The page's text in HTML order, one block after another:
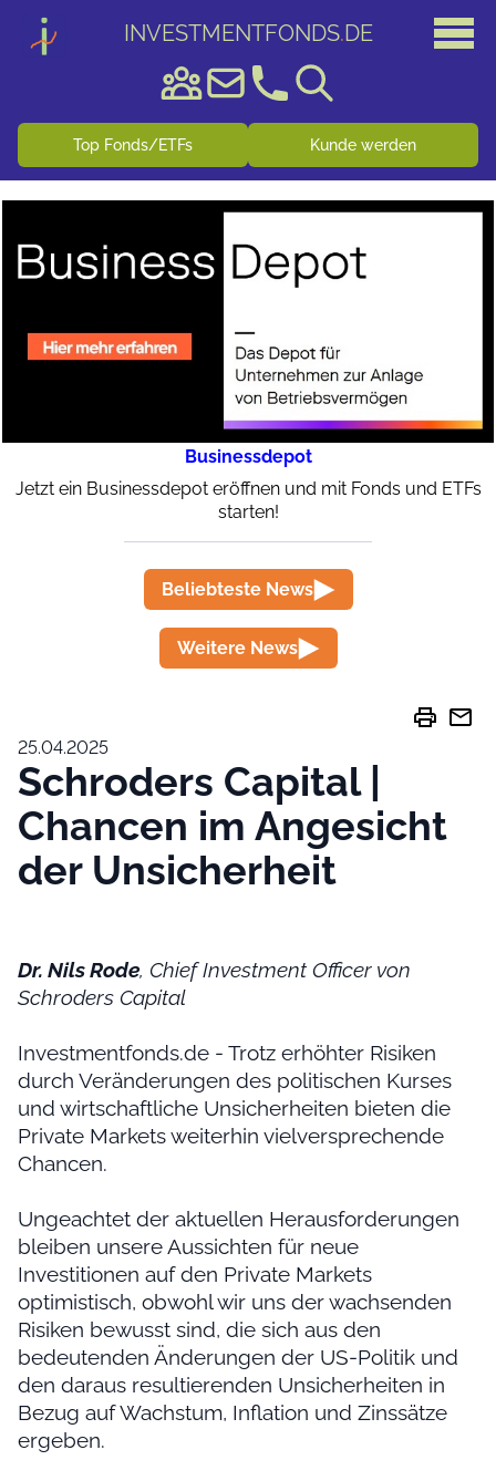
INVESTMENTFONDS.DE
Top Fonds/ETFs Kunde werden
Businessdepot
Jetzt ein Businessdepot eröffnen und mit Fonds und ETFs
starten!
Beliebteste News
Weitere News
print mail
25.04.2025
Schroders Capital |
Chancen im Angesicht
der Unsicherheit
Dr. Nils Rode, Chief Investment Officer von
Schroders Capital
Investmentfonds.de - Trotz erhöhter Risiken
durch Veränderungen des politischen Kurses
und wirtschaftliche Unsicherheiten bieten die
Private Markets weiterhin vielversprechende
Chancen.
Ungeachtet der aktuellen Herausforderungen
bleiben unsere Aussichten für neue
Investitionen auf den Private Markets
optimistisch, obwohl wir uns der wachsenden
Risiken bewusst sind, die sich aus den
bedeutenden Änderungen der US-Politik und
den daraus resultierenden Unsicherheiten in
Bezug auf Wachstum, Inflation und Zinssätze
ergeben.